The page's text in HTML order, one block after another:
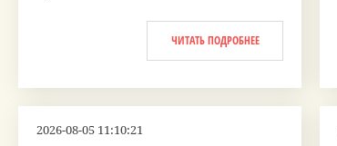
ЧИТАТЬ ПОДРОБНЕЕ
2026-08-05 11:10:21